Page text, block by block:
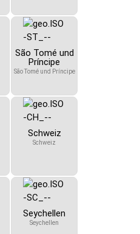
São Tomé und
Príncipe
São Tomé und Príncipe
Schweiz
Schweiz
Seychellen
Seychellen